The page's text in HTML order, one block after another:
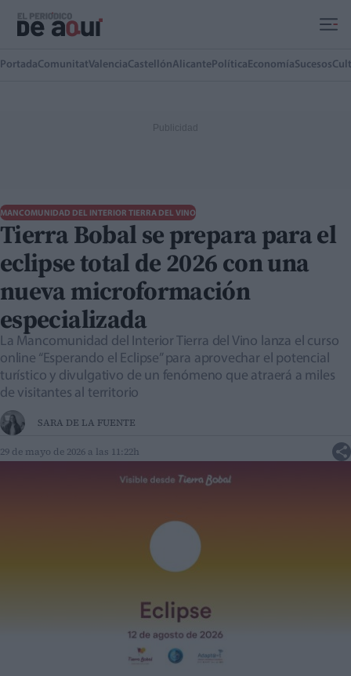
PortadaComunitatValenciaCastellónAlicante Política EconomíaSucesos
MANCOMUNIDAD DEL INTERIOR TIERRA DEL VINO
Tierra Bobal se prepara para el
eclipse total de 2026 con una
nueva microformación
especializada
La Mancomunidad del Interior Tierra del Vino lanza el curso
online “Esperando el Eclipse” para aprovechar el potencial
turístico y divulgativo de un fenómeno que atraerá a miles
de visitantes al territorio
SARA DE LA FUENTE
29 de mayo de 2026 a las 11:22h